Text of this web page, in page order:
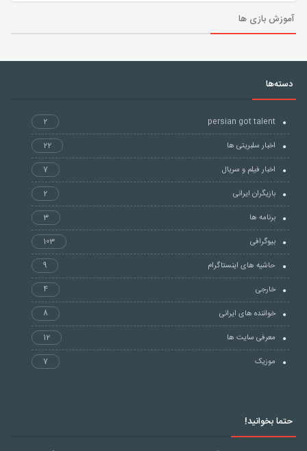
آموزش بازی ها
دسته‌ها
persian got talent
2
اخبار سلبریتی ها
22
اخبار فیلم و سریال
7
بازیگران ایرانی
2
برنامه ها
3
بیوگرافی
103
حاشیه های اینستاگرام
9
خارجی
4
خواننده های ایرانی
8
معرفی سایت ها
12
موزیک
7
حتما بخوانید!